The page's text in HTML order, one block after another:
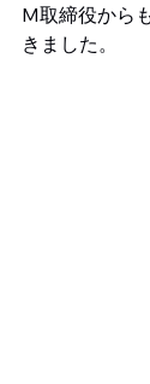
M取締役から
きました。